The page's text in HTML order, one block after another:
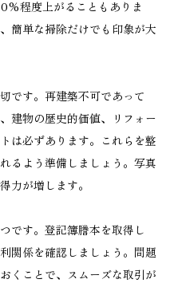
程度上がることもありま
簡単な掃除だけでも印象が大
です。再建築不可であって
建物の歴史的価値、リフォー
は必ずあります。これらを整
るよう準備しましょう。写真
力が増します。
です。登記簿謄本を取得し
関係を確認しましょう。問題
くことで、スムーズな取引が